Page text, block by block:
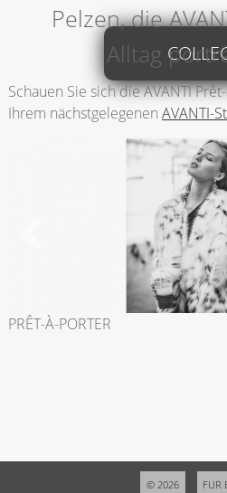
Pelzen, die
Alltag
Schauen Sie sich die AVANTI
Ihrem nächstgelegenen AVANTI-
PRÊT-À-PORTER
© 2026 FUR